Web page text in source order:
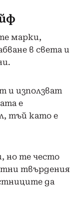
марки,
в света и
и използват
е
тъй като е
но те често
твърдения
да